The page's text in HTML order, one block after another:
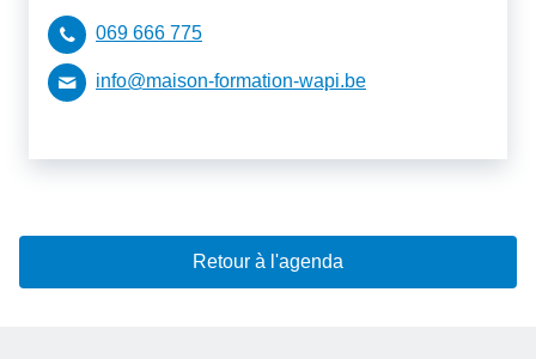
069 666 775
info@maison-formation-wapi.be
Retour à l'agenda